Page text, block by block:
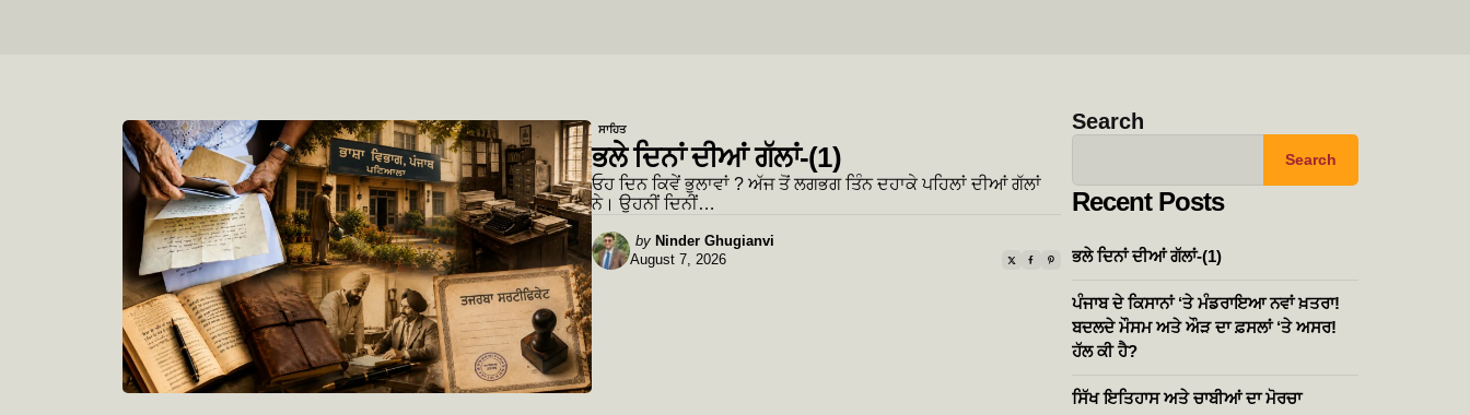
ਸਾਹਿਤ
ਭਲੇ ਦਿਨਾਂ ਦੀਆਂ ਗੱਲਾਂ-(1)
ਓਹ ਦਿਨ ਕਿਵੇਂ ਭੁਲਾਵਾਂ ? ਅੱਜ ਤੋਂ ਲਗਭਗ ਤਿੰਨ ਦਹਾਕੇ ਪਹਿਲਾਂ ਦੀਆਂ ਗੱਲਾਂ
ਨੇ। ਉਹਨੀਂ ਦਿਨੀਂ…
Posted
by
by Ninder Ghugianvi
August 7, 2026
Search
Search
Recent Posts
ਭਲੇ ਦਿਨਾਂ ਦੀਆਂ ਗੱਲਾਂ-(1)
ਪੰਜਾਬ ਦੇ ਕਿਸਾਨਾਂ ‘ਤੇ ਮੰਡਰਾਇਆ ਨਵਾਂ ਖ਼ਤਰਾ!
ਬਦਲਦੇ ਮੌਸਮ ਅਤੇ ਔੜ ਦਾ ਫ਼ਸਲਾਂ ‘ਤੇ ਅਸਰ!
ਹੱਲ ਕੀ ਹੈ?
ਸਿੱਖ ਇਤਿਹਾਸ ਅਤੇ ਚਾਬੀਆਂ ਦਾ ਮੋਰਚਾ